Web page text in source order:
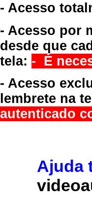
- Acesso
- Acesso por
desde que
tela: - É
- Acesso
lembrete na
autenticado
Ajuda